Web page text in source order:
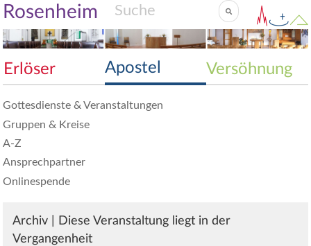
Rosenheim
Erlöser Apostel Versöhnung
Gottesdienste & Veranstaltungen
Gruppen & Kreise
A-Z
Ansprechpartner
Onlinespende
Archiv | Diese Veranstaltung liegt in der
Vergangenheit